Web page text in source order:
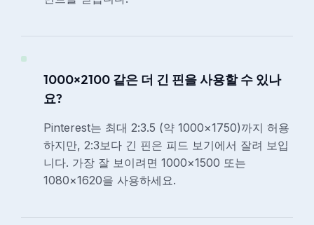
1000×2100 같은 더 긴 핀을 사용할 수 있나
요?
Pinterest는 최대 2:3.5 (약 1000×1750)까지 허용
하지만, 2:3보다 긴 핀은 피드 보기에서 잘려 보입
니다. 가장 잘 보이려면 1000×1500 또는
1080×1620을 사용하세요.